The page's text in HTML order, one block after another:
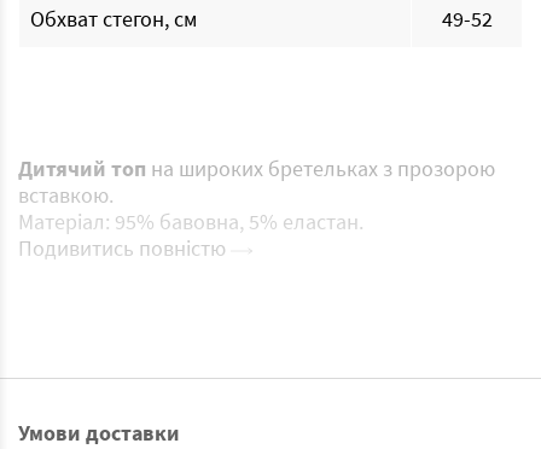
Обхват стегон, см 49-52
Дитячий топ на широких бретельках з прозорою
вставкою.
Матеріал: 95% бавовна, 5% еластан.
Подивитись повністю
Умови доставки